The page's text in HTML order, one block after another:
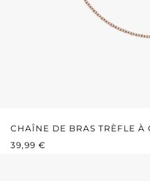
CHAÎNE DE BRAS TRÈFLE À
PRIX RÉGULIER :
39,99 €